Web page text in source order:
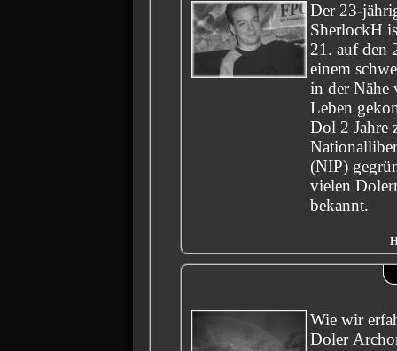
Der 23-
SherlockH
21. auf den
einem
in der Nähe
Leben
Dol 2 Jahre
(NIP)
vielen
bekannt.
Wie wir
Doler